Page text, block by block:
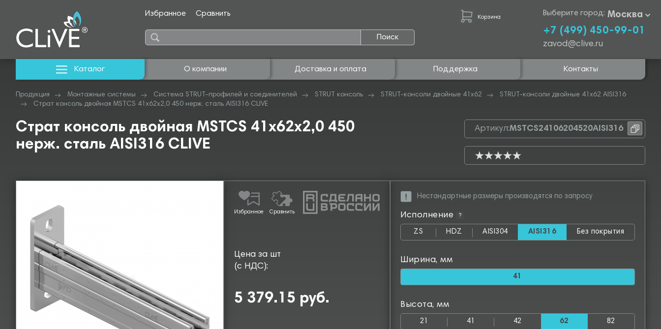
Избранное Сравнить
Поиск
Корзина Выберите город: Москва
+7 (499) 450-99-01
zavod@clive.ru
Каталог О компании Доставка и оплата Поддержка Контакты
Продукция Монтажные системы Система STRUT-профилей и соединителей STRUT консоль STRUT-консоли двойные 41х62
STRUT-консоли двойные 41х62 AISI316
Страт консоль двойная MSTCS 41х62х2,0 450 нерж. сталь AISI316 CLIVE
Страт консоль двойная MSTCS 41х62х2,0 450
нерж. сталь AISI316 CLIVE
Артикул:MSTCS24106204520AISI316
Избранное Сравнить
Цена за шт
(с НДС):
5 379.15 руб.
Нестандартные размеры производятся по запросу
Исполнение ?
ZS HDZ AISI304 AISI316 Без покрытия
Ширина, мм
41
Высота, мм
21 41 42 62 82